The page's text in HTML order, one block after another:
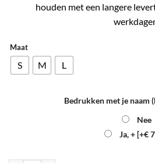
houden met een langere
Maat
S M L
Bedrukken met je naam
Nee
Ja, +[+€